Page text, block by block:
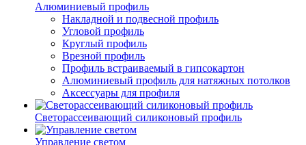
Алюминиевый профиль
Накладной и подвесной профиль
Угловой профиль
Круглый профиль
Врезной профиль
Профиль встраиваемый в гипсокартон
Алюминиевый профиль для натяжных потолков
Аксессуары для профиля
Светорассеивающий силиконовый профиль
Управление светом